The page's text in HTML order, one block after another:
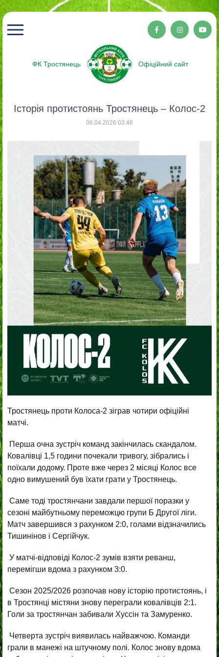
ФК Тростянець Офіційний сайт
Історія протистоянь Тростянець – Колос-2
06.04.2026 03:46
Тростянець проти Колоса-2 зіграв чотири офіційні
матчі.
Перша очна зустріч команд закінчилась скандалом.
Ковалівці 1,5 години почекали тривогу, зібрались і
поїхали додому. Проте вже через 2 місяці Колос все
одно вимушений був їхати грати у Тростянець.
Саме тоді тростянчани завдали першої поразки у
сезоні майбутньому переможцю групи Б Другої ліги.
Матч завершився з рахунком 2:0, голами відзначились
Тишинінов і Сергійчук.
У матчі-відповіді Колос-2 зумів взяти реванш,
перемігши вдома з рахунком 3:0.
Сезон 2025/2026 розпочав нову історію протистоянь, і
в Тростянці містяни знову переграли ковалівців 2:1.
Голи за тростянчан забивали Хуссін та Замуренко.
Четверта зустріч виявилась найважчою. Команди
грали в манежі на штучному полі. Колос знову вдома